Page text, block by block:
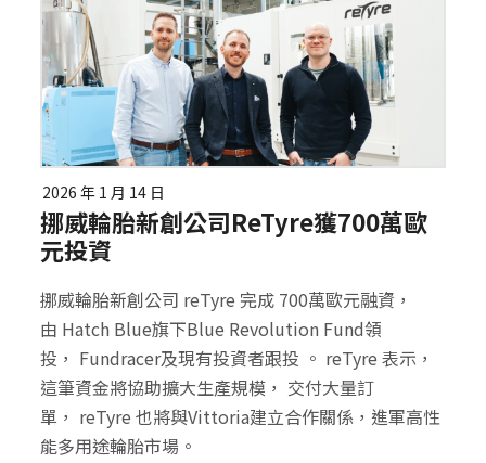
2026 年 1 月 14 日
挪威輪胎新創公司reTyre獲700萬歐
元投資
挪威輪胎新創公司 reTyre 完成 700萬歐元融資，
由 Hatch Blue旗下Blue Revolution Fund領
投， Fundracer及現有投資者跟投 。 reTyre 表示，
這筆資金將協助擴大生產規模， 交付大量訂
單， reTyre 也將與Vittoria建立合作關係，進軍高性
能多用途輪胎市場。